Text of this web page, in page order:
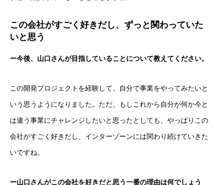
採用トップ
この会社がすごく好きだし、ずっと関わっていた
いと思う
ー今後、山口さんが目指していることについて教えてください。
この開発プロジェクトを経験して、自分で事業をやってみたいと
いう思うようになりました。ただ、もしこれから自分が何か今と
は違う事業にチャレンジしたいと思ったとしても、やっぱりこの
会社がすごく好きだし、インターゾーンには関わり続けていきた
いですね。
ー山口さんがこの会社を好きだと思う一番の理由は何でしょう